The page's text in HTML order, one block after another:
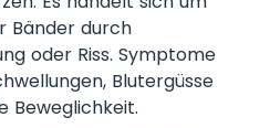
Bänder durch
oder Riss. Symptome
Blutergüsse
Beweglichkeit.